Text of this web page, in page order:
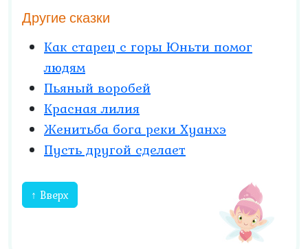
Другие сказки
Как старец с горы Юньти помог
людям
Пьяный воробей
Красная лилия
Женитьба бога реки Хуанхэ
Пусть другой сделает
↑ Вверх